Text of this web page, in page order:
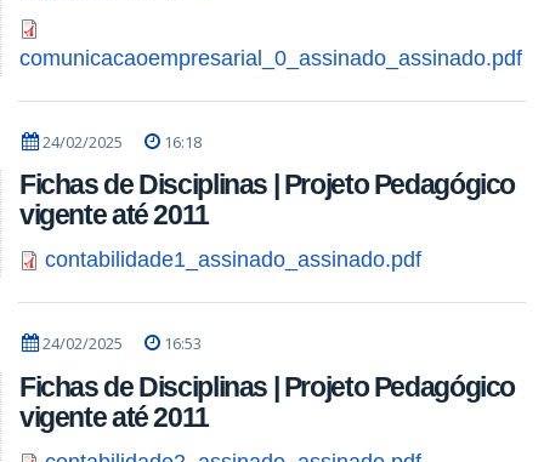
comunicacaoempresarial_0_assinado_assinado.pdf
24/02/2025 16:18
Fichas de Disciplinas | Projeto Pedagógico
vigente até 2011
contabilidade1_assinado_assinado.pdf
24/02/2025 16:53
Fichas de Disciplinas | Projeto Pedagógico
vigente até 2011